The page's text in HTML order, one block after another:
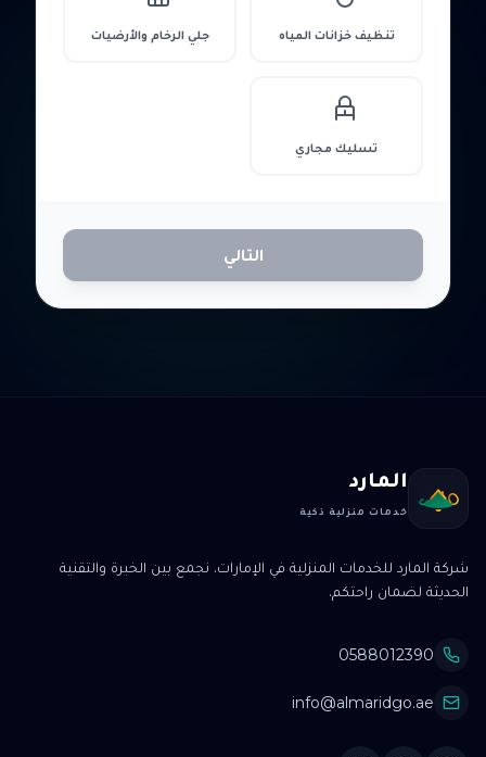
تنظيف خزانات المياه جلي الرخام والأرضيات
تسليك مجاري
التالي
المارد
خدمات منزلية ذكية
شركة المارد للخدمات المنزلية في الإمارات. نجمع بين الخبرة والتقنية
الحديثة لضمان راحتكم.
0588012390
info@almaridgo.ae